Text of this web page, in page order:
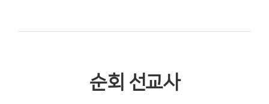
순회 선교사